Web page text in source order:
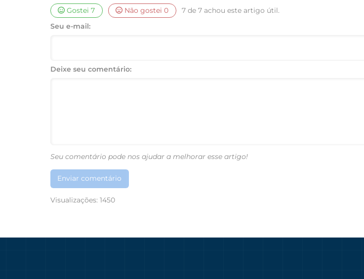
Gostei7 Não gostei0
7 de 7 achou este artigo útil.
Seu e-mail:
Deixe seu comentário:
Seu comentário pode nos ajudar a melhorar esse artigo!
Enviar comentário
Visualizações: 1450